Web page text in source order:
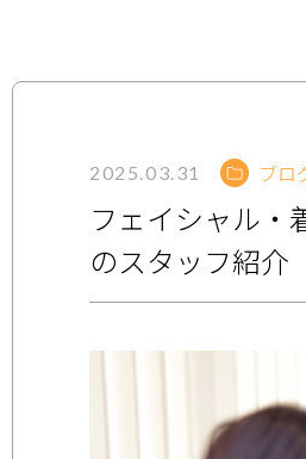
サイトマップ
お知らせ
2025.03.31 ブロ
フェイシャル・
のスタッフ紹介